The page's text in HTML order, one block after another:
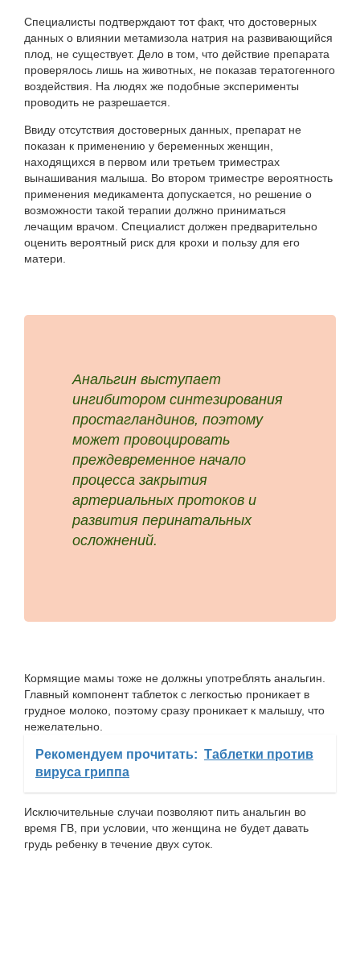
Специалисты подтверждают тот факт, что достоверных
данных о влиянии метамизола натрия на развивающийся
плод, не существует. Дело в том, что действие препарата
проверялось лишь на животных, не показав тератогенного
воздействия. На людях же подобные эксперименты
проводить не разрешается.
Ввиду отсутствия достоверных данных, препарат не
показан к применению у беременных женщин,
находящихся в первом или третьем триместрах
вынашивания малыша. Во втором триместре вероятность
применения медикамента допускается, но решение о
возможности такой терапии должно приниматься
лечащим врачом. Специалист должен предварительно
оценить вероятный риск для крохи и пользу для его
матери.
Анальгин выступает
ингибитором синтезирования
простагландинов, поэтому
может провоцировать
преждевременное начало
процесса закрытия
артериальных протоков и
развития перинатальных
осложнений.
Кормящие мамы тоже не должны употреблять анальгин.
Главный компонент таблеток с легкостью проникает в
грудное молоко, поэтому сразу проникает к малышу, что
нежелательно.
Рекомендуем прочитать: Таблетки против
вируса гриппа
Исключительные случаи позволяют пить анальгин во
время ГВ, при условии, что женщина не будет давать
грудь ребенку в течение двух суток.